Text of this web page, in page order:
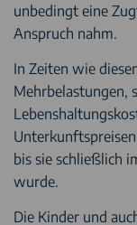
unbedingt eine
Anspruch nahm.
In Zeiten wie
Mehrbelastungen,
bis sie schließlich
wurde.
Die Kinder und